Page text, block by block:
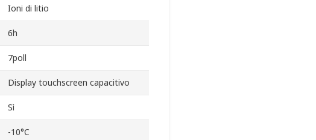
Ioni di litio
6h
7poll
Display touchscreen capacitivo
Sì
-10°C